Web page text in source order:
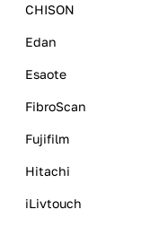
CHISON
Edan
Esaote
FibroScan
Fujifilm
Hitachi
iLivtouch